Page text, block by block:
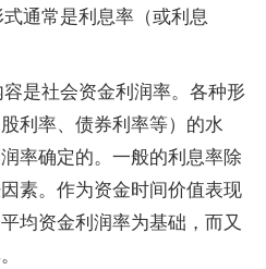
通常是利息率（或利息
是社会资金利润率。各种形
利率、债券利率等）的水
率确定的。一般的利息率除
素。作为资金时间价值表现
均资金利润率为基础，而又